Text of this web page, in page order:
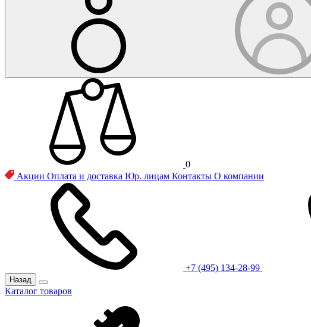
0
Акции Оплата и доставка Юр. лицам Контакты О компании
+7 (495) 134-28-99
Назад
Каталог товаров